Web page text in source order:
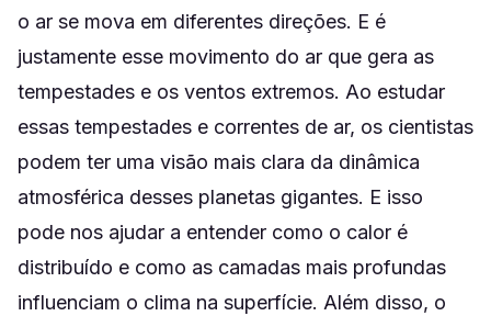
o ar se mova em diferentes direções. E é
justamente esse movimento do ar que gera as
tempestades e os ventos extremos. Ao estudar
essas tempestades e correntes de ar, os cientistas
podem ter uma visão mais clara da dinâmica
atmosférica desses planetas gigantes. E isso
pode nos ajudar a entender como o calor é
distribuído e como as camadas mais profundas
influenciam o clima na superfície. Além disso, o